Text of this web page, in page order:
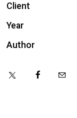
Client
Year
Author